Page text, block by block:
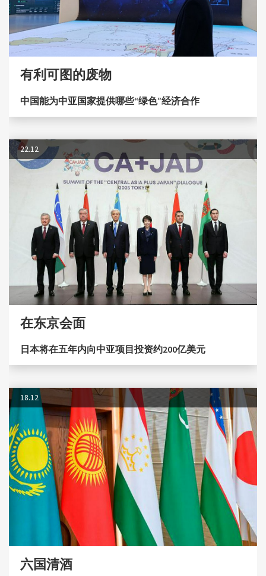
有利可图的废物
中国能为中亚国家提供哪些“绿色”经济合作
22.12
在东京会面
日本将在五年内向中亚项目投资约200亿美元
18.12
六国清酒